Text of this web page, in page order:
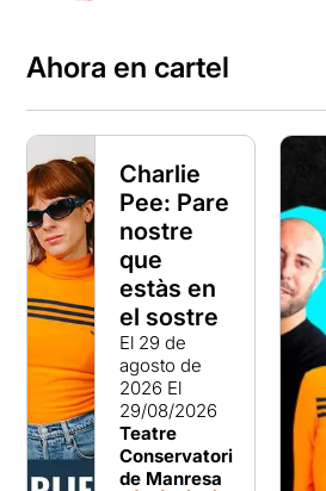
Ahora en cartel
Charlie
Pee: Pare
nostre
que
estàs en
el sostre
El 29 de
agosto de
2026 El
29/08/2026
Teatre
Conservatori
de Manresa